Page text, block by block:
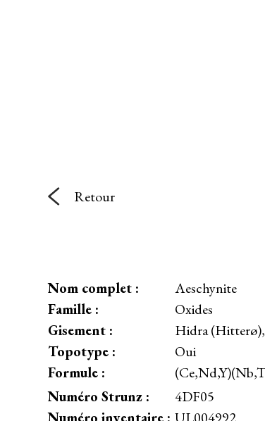
Retour
Nom complet :
Aeschynite
Famille :
Oxides
Gisement :
Hidra
Topotype :
Oui
Formule :
Numéro Strunz :
4DF05